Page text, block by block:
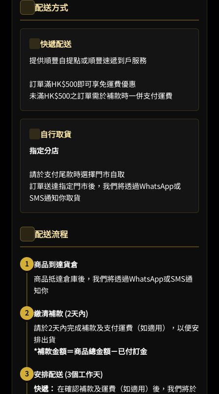
配送方式
快遞配送
提供順豐自提點或順豐速遞到戶服務
訂單滿HK$500即可享免運費優惠
未滿HK$500之訂單需於補款時一併支付運費
自行取貨
指定分店
請於支付尾款時選擇門市自取
訂單送達指定門市後，我們將透過WhatsApp或
SMS通知你取貨
配送流程
1 商品到達貨倉
商品抵達倉庫後，我們將透過WhatsApp或SMS通
知你
2 繳清補款 (2天內)
請於2天內完成補款及支付運費（如適用），以便安
排出貨
*補款金額＝商品總金額－已付訂金
3 安排配送 (3個工作天)
快遞： 在確認補款及運費（如適用）後，我們將於